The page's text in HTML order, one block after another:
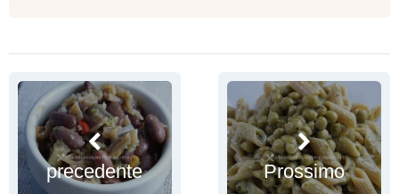
precedente Prossimo